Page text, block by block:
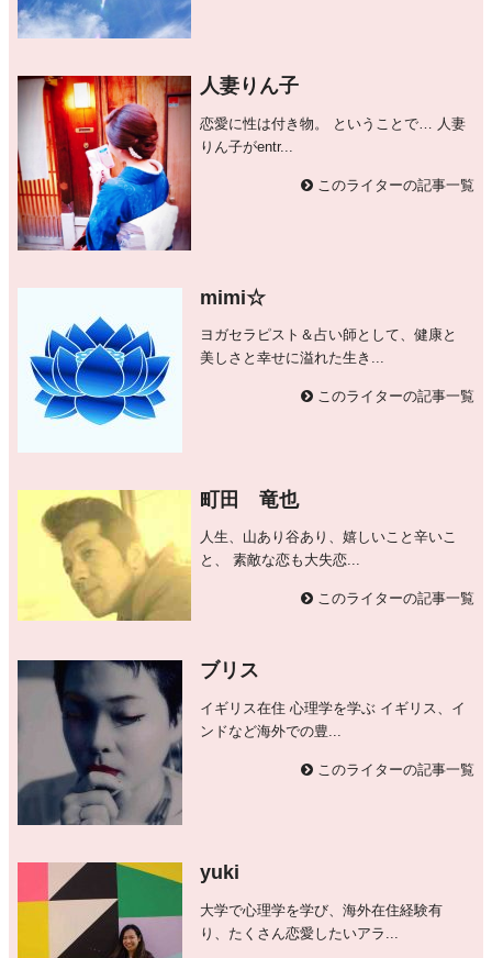
人妻りん子
恋愛に性は付き物。 ということで… 人妻
りん子がentr...
このライターの記事一覧
mimi☆
ヨガセラピスト＆占い師として、健康と
美しさと幸せに溢れた生き...
このライターの記事一覧
町田 竜也
人生、山あり谷あり、嬉しいこと辛いこ
と、 素敵な恋も大失恋...
このライターの記事一覧
ブリス
イギリス在住 心理学を学ぶ イギリス、イ
ンドなど海外での豊...
このライターの記事一覧
yuki
大学で心理学を学び、海外在住経験有
り、たくさん恋愛したいアラ...